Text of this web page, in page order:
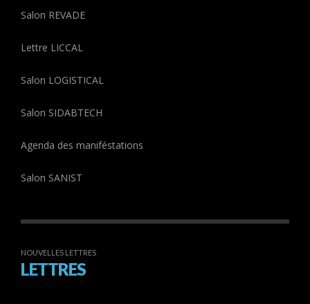
Salon REVADE
Lettre LICCAL
Salon LOGISTICAL
Salon SIDABTECH
Agenda des maniféstations
Salon SANIST
NOUVELLES LETTRES
LETTRES